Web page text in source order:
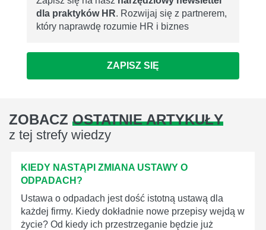
dla praktyków HR. Rozwijaj się z partnerem,
który naprawdę rozumie HR i biznes
ZAPISZ SIĘ
ZOBACZ OSTATNIE ARTYKUŁY
z tej strefy wiedzy
KIEDY NASTĄPI ZMIANA USTAWY O
ODPADACH?
Ustawa o odpadach jest dość istotną ustawą dla
każdej firmy. Kiedy dokładnie nowe przepisy wejdą w
życie? Od kiedy ich przestrzeganie będzie już